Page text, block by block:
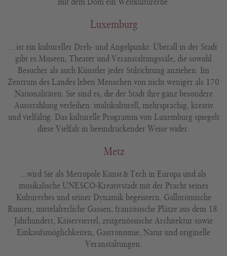
Luxemburg
…ist ein kultureller Dreh- und Angelpunkt: Überall in der Stadt
gibt es Museen, Theater und Veranstaltungssäle, die sowohl
Besucher als auch Künstler jeder Stilrichtung anziehen. Im
Zentrum des Landes leben Menschen von nicht weniger als 170
Nationalitäten. Sie sind es, die der Stadt ihre ganz besondere
Ausstrahlung verleihen: multikulturell, mehrsprachig, kreativ
und vielfältig. Das kulturelle Programm von Luxemburg spiegelt
diese Vielfalt in beeindruckender Weise wider.
Metz
…wird Sie als Metropole Kunst&Tech in Europa und als
musikalische UNESCO-Kreativstadt mit der Pracht seines
Kulturerbes und seiner Dynamik begeistern. Gallorömische
Ruinen, mittelalterliche Gassen, französische Plätze aus dem 18.
Jahrhundert, Kaiserviertel, zeitgenössische Architektur sowie
Einkaufsmöglichkeiten, Gastronomie, Natur und originelle
Veranstaltungen.